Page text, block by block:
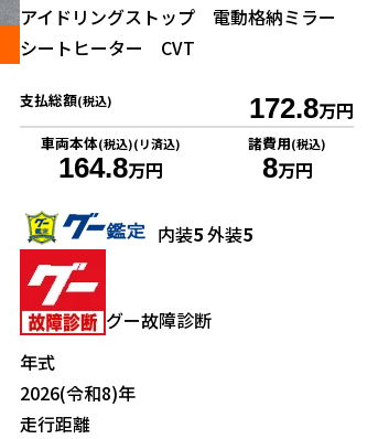
アイドリングストップ 電動格納ミラー
シートヒーター CVT
支払総額(税込) 172.8万円
車両本体(税込)(リ済込)
164.8万円
諸費用(税込)
8万円
内装5外装5
グー故障診断
年式
2026(令和8)年
走行距離